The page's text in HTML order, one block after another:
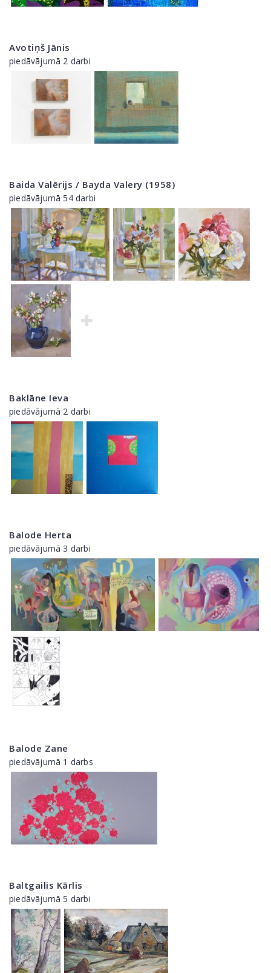
Avotiņš Jānis
piedāvājumā 2 darbi
Baida Valērijs / Bayda Valery (1958)
piedāvājumā 54 darbi
Baklāne Ieva
piedāvājumā 2 darbi
Balode Herta
piedāvājumā 3 darbi
Balode Zane
piedāvājumā 1 darbs
Baltgailis Kārlis
piedāvājumā 5 darbi